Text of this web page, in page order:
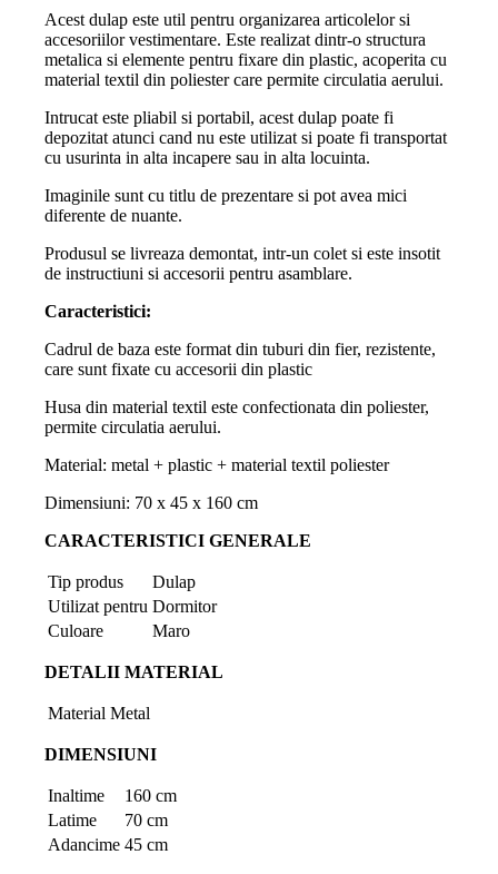
Acest dulap este util pentru organizarea articolelor si
accesoriilor vestimentare. Este realizat dintr-o structura
metalica si elemente pentru fixare din plastic, acoperita cu
material textil din poliester care permite circulatia aerului.
Intrucat este pliabil si portabil, acest dulap poate fi
depozitat atunci cand nu este utilizat si poate fi transportat
cu usurinta in alta incapere sau in alta locuinta.
Imaginile sunt cu titlu de prezentare si pot avea mici
diferente de nuante.
Produsul se livreaza demontat, intr-un colet si este insotit
de instructiuni si accesorii pentru asamblare.
Caracteristici:
Cadrul de baza este format din tuburi din fier, rezistente,
care sunt fixate cu accesorii din plastic
Husa din material textil este confectionata din poliester,
permite circulatia aerului.
Material: metal + plastic + material textil poliester
Dimensiuni: 70 x 45 x 160 cm
CARACTERISTICI GENERALE
Tip produs
Dulap
Utilizat pentru Dormitor
Culoare
Maro
DETALII MATERIAL
Material Metal
DIMENSIUNI
Inaltime
160 cm
Latime
70 cm
Adancime 45 cm